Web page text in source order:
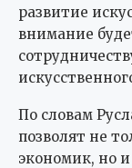
развитие
внимание
По словам
позволят не
экономик, но